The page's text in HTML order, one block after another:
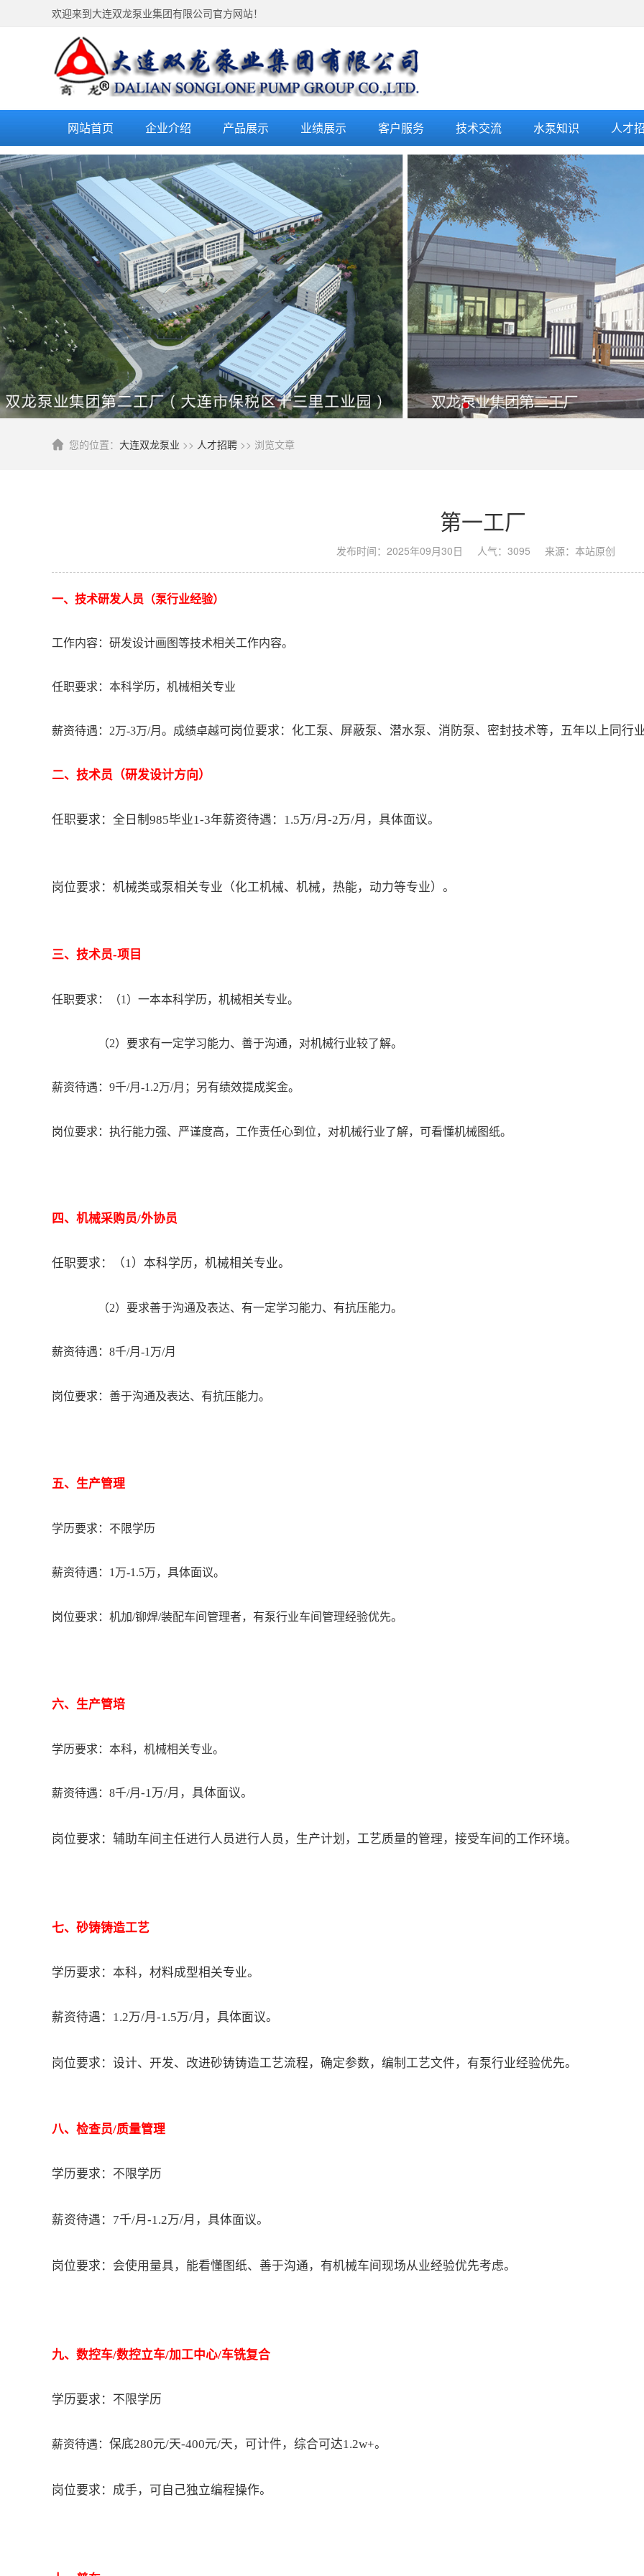
欢迎来到大连双龙泵业集团有限公司官方网站！
网站首页 企业介绍 产品展示 业绩展示 客户服务 技术交流 水泵知识 人才
您的位置： 大连双龙泵业 >> 人才招聘 >> 浏览文章
第一工厂
发布时间：2025年09月30日 人气： 3095 来源：本站原创
一、技术研发人员 （泵行业经验）
工作内容：研发设计画图等技术相关工作内容。
任职要求： 本科学历，机械相关专业
薪资待遇：2万-3万/月。成绩卓越可岗位要求： 化工泵、屏蔽泵、潜水泵、消防泵、密封技术等，五年以上同行
二、 技术员 （研发设计方向）
任职要求： 全日制985毕业1-3年薪资待遇： 1.5万/月-2万/月，具体面议。
岗位要求： 机械类或泵相关专业（化工机械、机械，热能，动力等专业）。
三、 技术员-项目
任职要求：（1）一本本科学历，机械相关专业。
（2）要求有一定学习能力、善于沟通，对机械行业较了解。
薪资待遇： 9千/月-1.2万/月；另有绩效提成奖金。
岗位要求： 执行能力强、严谨度高，工作责任心到位，对机械行业了解，可看懂机械图纸。
四 、 机械采购员/外协员
任职要求：（1） 本科学历，机械相关专业。
（2）要求善于沟通及表达、有一定学习能力、有抗压能力。
薪资待遇： 8千/月-1万/月
岗位要求： 善于沟通及表达、有抗压能力。
五、生产管理
学历要求：不限学历
薪资待遇：1万-1.5万，具体面议。
岗位要求： 机加/铆焊/装配车间管理者，有泵行业车间管理经验优先。
六、生产管培
学历要求：本科，机械相关专业。
薪资待遇：8千/月 -1万/月，具体面议。
岗位要求： 辅助车间主任进行人员进行人员，生产计划，工艺质量的管理，接受车间的工作环境。
七、 砂铸铸造工艺
学历要求： 本科，材料成型相关专业。
薪资待遇：1.2万/月-1.5万/月，具体面议。
岗位要求：设计、开发、改进砂铸铸造工艺流程，确定参数，编制工艺文件，有泵行业经验优先。
八、 检查员/质量管理
学历要求：不限学历
薪资待遇：7千/月 -1.2万/月，具体面议。
岗位要求： 会使用量具，能看懂图纸、善于沟通，有机械车间现场从业经验优先考虑。
九、 数控车/数控立车/加工中心/车铣复合
学历要求：不限学历
薪资待遇： 保底280元/天-400元/天，可计件，综合可达1.2w+。
岗位要求： 成手，可自己独立编程操作。